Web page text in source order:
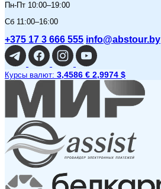
Пн-Пт 10:00–19:00
Сб 11:00–16:00
+375 17 3 666 555 info@abstour.by
Курсы валют: 3,4586 € 2,9974 $